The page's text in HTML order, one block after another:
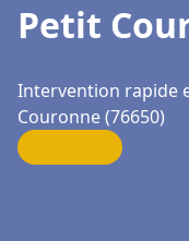
Petit
Intervention rapide
Couronne (76650)